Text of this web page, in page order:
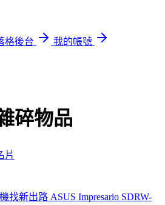
格後台
我的帳號
碎物品
片
找新出路 ASUS Impresario SDRW-